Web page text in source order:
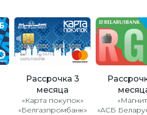
Рассрочка 3
месяца
«Карта покупок»
«Белгазпромбанк»
«АСБ